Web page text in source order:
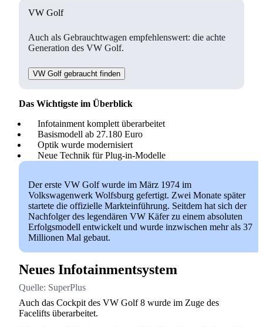
VW Golf
Auch als Gebrauchtwagen empfehlenswert: die achte
Generation des VW Golf.
VW Golf gebraucht finden
Das Wichtigste im Überblick
Infotainment komplett überarbeitet
Basismodell ab 27.180 Euro
Optik wurde modernisiert
Neue Technik für Plug-in-Modelle
Der erste VW Golf wurde im März 1974 im
Volkswagenwerk Wolfsburg gefertigt. Zwei Monate später
startete die offizielle Markteinführung. Seitdem hat sich der
Nachfolger des legendären VW Käfer zu einem absoluten
Erfolgsmodell entwickelt und wurde inzwischen mehr als 37
Millionen Mal gebaut.
Neues Infotainmentsystem
Quelle: SuperPlus
Auch das Cockpit des VW Golf 8 wurde im Zuge des
Facelifts überarbeitet.